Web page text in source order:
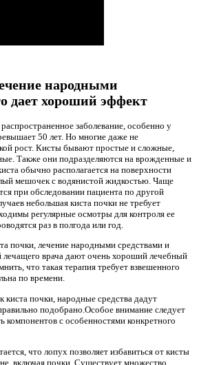
народными
дает хороший эффект
заболевание, особенно у
50 лет. Но многие даже не
рост. Кисты бывают простые и сложные,
Также они подразделяются на врожденные и
обычно располагается на поверхности
мешочек с водянистой жидкостью. Чаще
при обследовании пациента по другой
небольшая киста почки не требует
регулярные осмотры для контроля ее
раз в полгода или год.
почки, лечение народными средствами и
лечащего врача дают очень хороший лечебный
что такая терапия требует взвешенного
по времени.
киста почки, народные средства дадут
подобрано.Особое внимание следует
компонентов с особенностями конкретного
что лопух позволяет избавиться от кисты
включая почки. Существует множество